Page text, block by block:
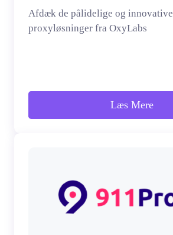
Afdæk de pålidelige og innovative
proxyløsninger fra OxyLabs
Læs Mere